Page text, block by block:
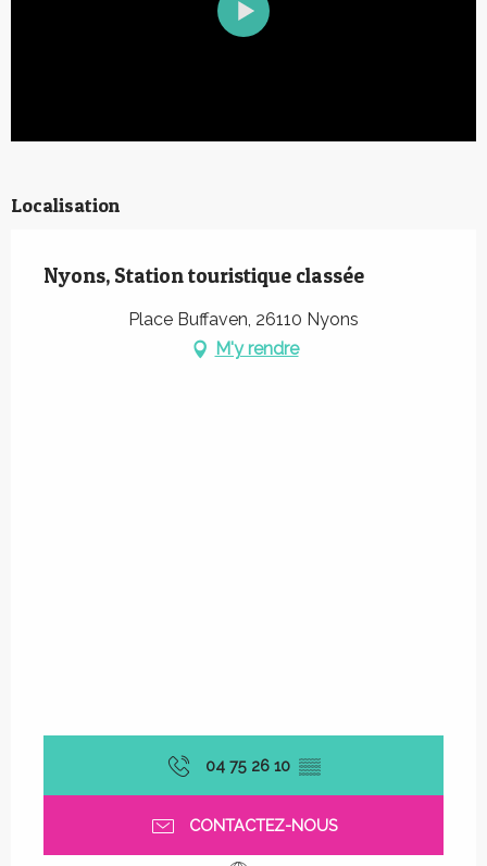
Localisation
Nyons, Station touristique classée
Place Buffaven, 26110 Nyons
M'y rendre
04 75 26 10 ▒▒
CONTACTEZ-NOUS